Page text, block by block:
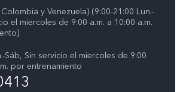
de vivo
y Venezuela) (9:00-21:00 Lun.-
el miercoles de 9:00 a.m. a 10:00 a.m.
Sáb, Sin servicio el miercoles de 9:00
por entrenamiento